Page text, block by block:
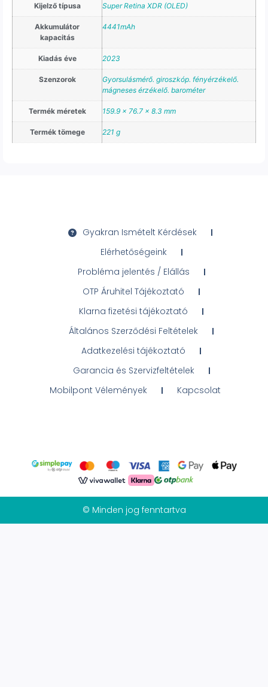
Kijelző típusa Super Retina XDR (OLED)
Akkumulátor
kapacitás
4441mAh
Kiadás éve 2023
Szenzorok
Gyorsulásmérő. giroszkóp. fényérzékelő.
mágneses érzékelő. barométer
Termék méretek 159.9 x 76.7 x 8.3 mm
Termék tömege 221 g
Gyakran Ismételt Kérdések
Elérhetőségeink
Probléma jelentés / Elállás
OTP Áruhitel Tájékoztató
Klarna fizetési tájékoztató
Általános Szerződési Feltételek
Adatkezelési tájékoztató
Garancia és Szervizfeltételek
Mobilpont Vélemények
Kapcsolat
© Minden jog fenntartva